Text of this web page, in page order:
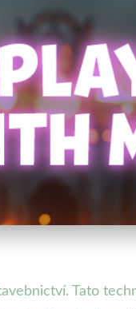
Tato